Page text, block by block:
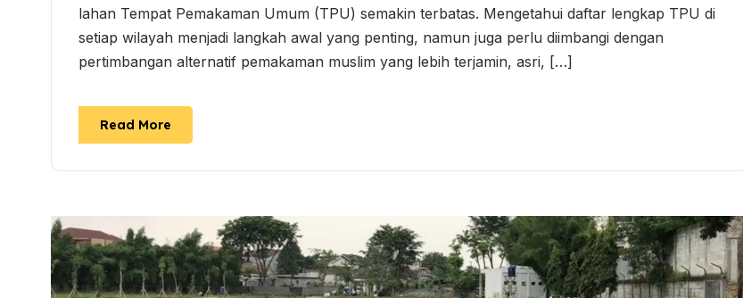
lahan Tempat Pemakaman Umum (TPU) semakin terbatas. Mengetahui daftar lengkap TPU di
setiap wilayah menjadi langkah awal yang penting, namun juga perlu diimbangi dengan
pertimbangan alternatif pemakaman muslim yang lebih terjamin, asri, […]
Read More